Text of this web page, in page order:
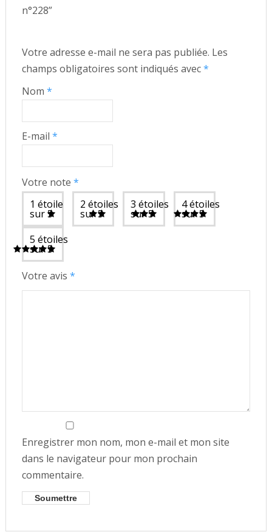
n°228”
Votre adresse e-mail ne sera pas publiée. Les
champs obligatoires sont indiqués avec*
Nom *
E-mail *
Votre note *
1 étoile
sur 5
2 étoiles
sur 5
3 étoiles
sur 5
4 étoiles
sur 5
5 étoiles
sur 5
Votre avis *
Enregistrer mon nom, mon e-mail et mon site
dans le navigateur pour mon prochain
commentaire.